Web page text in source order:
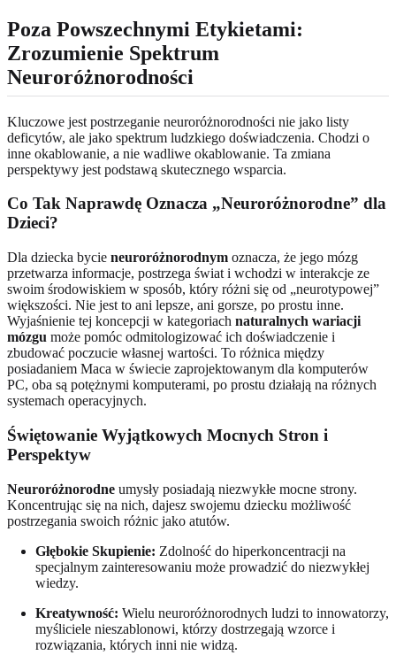
Poza Powszechnymi Etykietami:
Zrozumienie Spektrum
Neuroróżnorodności
Kluczowe jest postrzeganie neuroróżnorodności nie jako listy
deficytów, ale jako spektrum ludzkiego doświadczenia. Chodzi o
inne okablowanie, a nie wadliwe okablowanie. Ta zmiana
perspektywy jest podstawą skutecznego wsparcia.
Co Tak Naprawdę Oznacza „Neuroróżnorodne” dla
Dzieci?
Dla dziecka bycie neuroróżnorodnym oznacza, że jego mózg
przetwarza informacje, postrzega świat i wchodzi w interakcje ze
swoim środowiskiem w sposób, który różni się od „neurotypowej”
większości. Nie jest to ani lepsze, ani gorsze, po prostu inne.
Wyjaśnienie tej koncepcji w kategoriach naturalnych wariacji
mózgu może pomóc odmitologizować ich doświadczenie i
zbudować poczucie własnej wartości. To różnica między
posiadaniem Maca w świecie zaprojektowanym dla komputerów
PC, oba są potężnymi komputerami, po prostu działają na różnych
systemach operacyjnych.
Świętowanie Wyjątkowych Mocnych Stron i
Perspektyw
Neuroróżnorodne umysły posiadają niezwykłe mocne strony.
Koncentrując się na nich, dajesz swojemu dziecku możliwość
postrzegania swoich różnic jako atutów.
Głębokie Skupienie: Zdolność do hiperkoncentracji na
specjalnym zainteresowaniu może prowadzić do niezwykłej
wiedzy.
Kreatywność: Wielu neuroróżnorodnych ludzi to innowatorzy,
myśliciele nieszablonowi, którzy dostrzegają wzorce i
rozwiązania, których inni nie widzą.